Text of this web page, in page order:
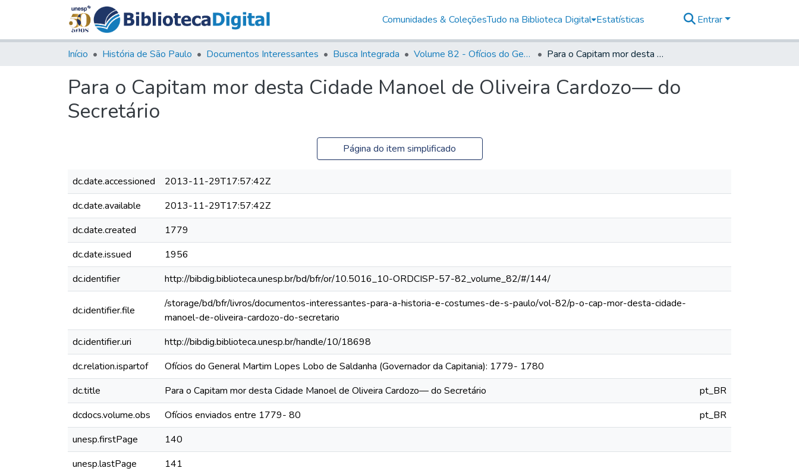
Comunidades & ColeçõesTudo na Biblioteca Digital Estatísticas Entrar
Início História de São Paulo Documentos Interessantes Busca Integrada Volume 82 - Ofícios do General Martim Lopes Lobo de Saldanha (Governador da Capitania): 1779- 1780 Para o Capitam mor desta Cidade Manoel de Oliveira Cardozo— do Secretário
Para o Capitam mor desta Cidade Manoel de Oliveira Cardozo— do
Secretário
Página do item simplificado
dc.date.accessioned
2013-11-29T17:57:42Z
dc.date.available
2013-11-29T17:57:42Z
dc.date.created
1779
dc.date.issued
1956
dc.identifier
http://bibdig.biblioteca.unesp.br/bd/bfr/or/10.5016_10-ORDCISP-57-82_volume_82/#/144/
dc.identifier.file
/storage/bd/bfr/livros/documentos-interessantes-para-a-historia-e-costumes-de-s-paulo/vol-82/p-o-cap-mor-desta-cidade-
manoel-de-oliveira-cardozo-do-secretario
dc.identifier.uri
http://bibdig.biblioteca.unesp.br/handle/10/18698
dc.relation.ispartof
Ofícios do General Martim Lopes Lobo de Saldanha (Governador da Capitania): 1779- 1780
dc.title
Para o Capitam mor desta Cidade Manoel de Oliveira Cardozo— do Secretário
pt_BR
dcdocs.volume.obs
Ofícios enviados entre 1779- 80
pt_BR
unesp.firstPage
140
unesp.lastPage
141